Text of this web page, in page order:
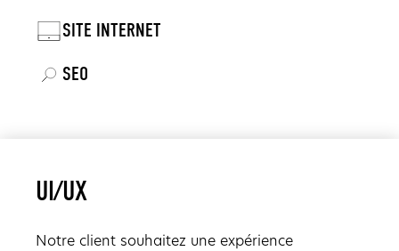
SITE INTERNET
SEO
UI/UX
Notre client souhaitez une expérience